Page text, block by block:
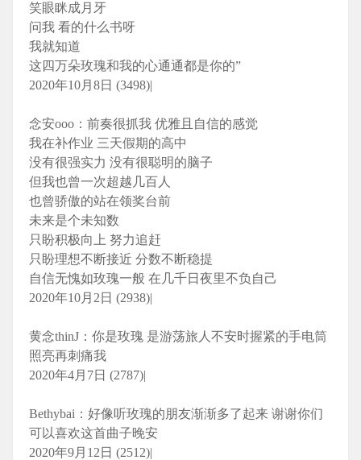
笑眼眯成月牙
问我 看的什么书呀
我就知道
这四万朵玫瑰和我的心通通都是你的”
2020年10月8日 (3498)|
念安ooo：前奏很抓我 优雅且自信的感觉
我在补作业 三天假期的高中
没有很强实力 没有很聪明的脑子
但我也曾一次超越几百人
也曾骄傲的站在领奖台前
未来是个未知数
只盼积极向上 努力追赶
只盼理想不断接近 分数不断稳提
自信无愧如玫瑰一般 在几千日夜里不负自己
2020年10月2日 (2938)|
黄念thinJ：你是玫瑰 是游荡旅人不安时握紧的手电筒
照亮再刺痛我
2020年4月7日 (2787)|
Bethybai：好像听玫瑰的朋友渐渐多了起来 谢谢你们
可以喜欢这首曲子晚安
2020年9月12日 (2512)|